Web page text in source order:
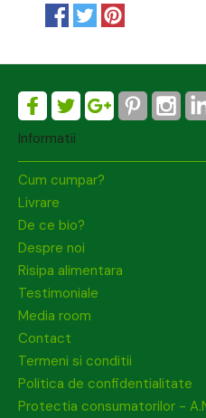
Informatii
Cum cumpar?
Livrare
De ce bio?
Despre noi
Risipa alimentara
Testimoniale
Media room
Contact
Termeni si conditii
Politica de confidentialitate
Protectia consumatorilor -